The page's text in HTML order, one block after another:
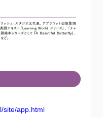
site/app.html